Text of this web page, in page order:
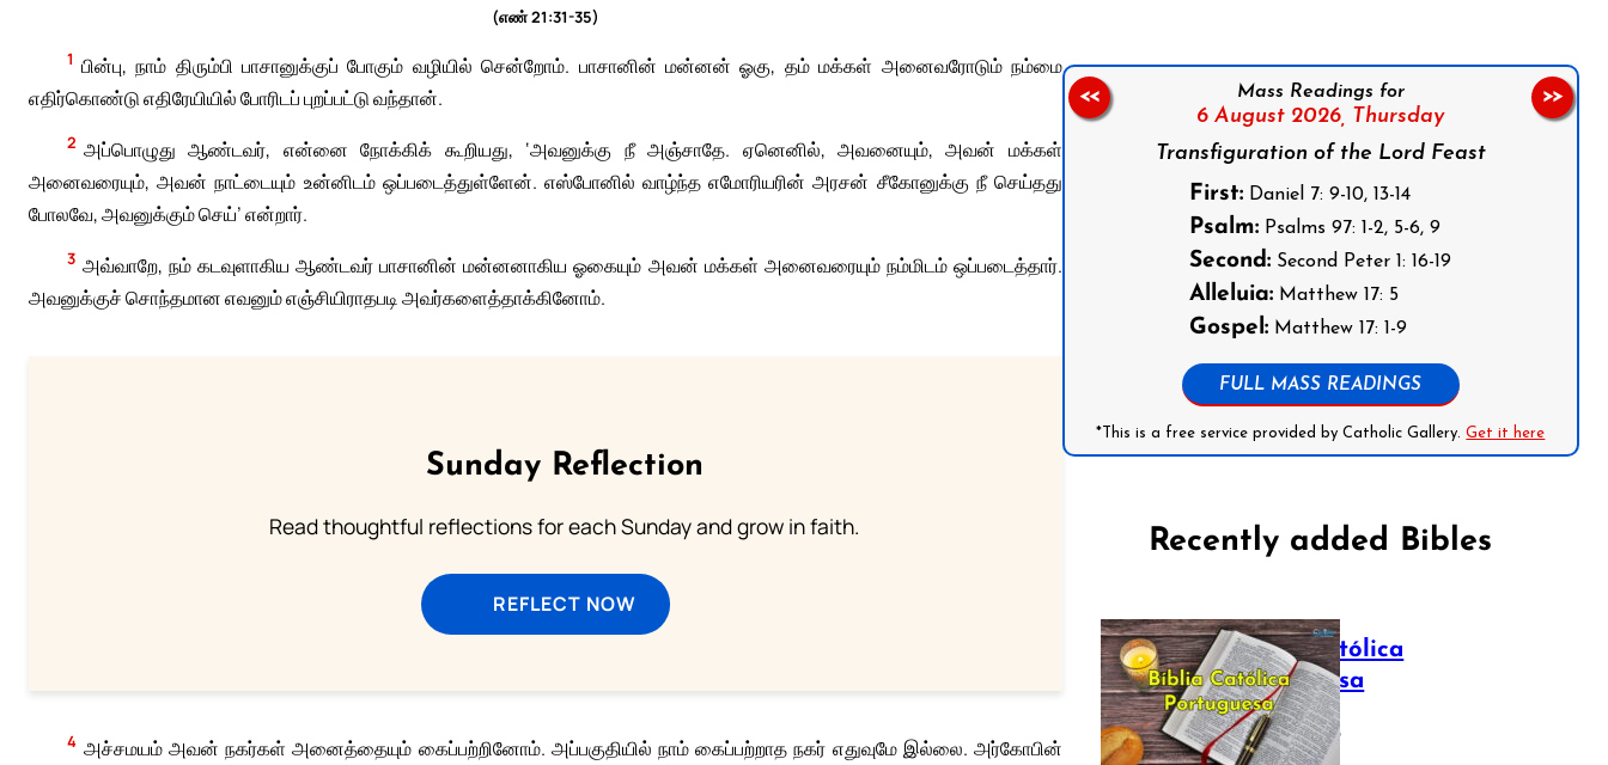
(எண் 21:31-35)
1 பின்பு, நாம் திரும்பி பாசானுக்குப் போகும் வழியில் சென்றோம். பாசானின் மன்னன் ஓகு, தம் மக்கள் அனைவரோடும் நம்மை
எதிர்கொண்டு எதிரேயியில் போரிடப் புறப்பட்டு வந்தான்.
2 அப்பொழுது ஆண்டவர், என்னை நோக்கிக் கூறியது, ‘அவனுக்கு நீ அஞ்சாதே. ஏனெனில், அவனையும், அவன் மக்கள்
அனைவரையும், அவன் நாட்டையும் உன்னிடம் ஒப்படைத்துள்ளேன். எஸ்போனில் வாழ்ந்த எமோரியரின் அரசன் சீகோனுக்கு நீ செய்தது
போலவே, அவனுக்கும் செய்’ என்றார்.
3 அவ்வாறே, நம் கடவுளாகிய ஆண்டவர் பாசானின் மன்னனாகிய ஓகையும் அவன் மக்கள் அனைவரையும் நம்மிடம் ஒப்படைத்தார்.
அவனுக்குச் சொந்தமான எவனும் எஞ்சியிராதபடி அவர்களைத்தாக்கினோம்.
Sunday Reflection
Read thoughtful reflections for each Sunday and grow in faith.
REFLECT NOW
4 அச்சமயம் அவன் நகர்கள் அனைத்தையும் கைப்பற்றினோம். அப்பகுதியில் நாம் கைப்பற்றாத நகர் எதுவுமே இல்லை. அர்கோபின்
Mass Readings for
6 August 2026, Thursday
Transfiguration of the Lord Feast
First: Daniel 7: 9-10, 13-14
Psalm: Psalms 97: 1-2, 5-6, 9
Second: Second Peter 1: 16-19
Alleluia: Matthew 17: 5
Gospel: Matthew 17: 1-9
FULL MASS READINGS
*This is a free service provided by Catholic Gallery.Get it here
<< >>
Recently added Bibles
Bíblia Católica
Portuguesa
July 16, 2025